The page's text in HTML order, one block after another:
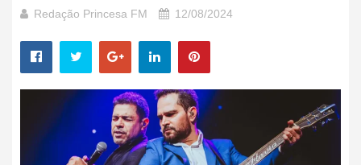
Redação Princesa FM 12/08/2024